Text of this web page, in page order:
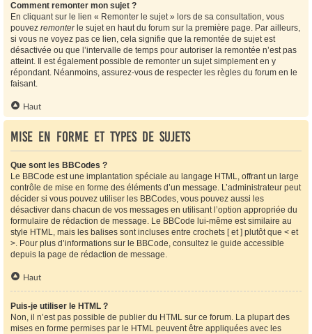
Comment remonter mon sujet ?
En cliquant sur le lien « Remonter le sujet » lors de sa consultation, vous
pouvez remonterle sujet en haut du forum sur la première page. Par ailleurs,
si vous ne voyez pas ce lien, cela signifie que la remontée de sujet est
désactivée ou que l’intervalle de temps pour autoriser la remontée n’est pas
atteint. Il est également possible de remonter un sujet simplement en y
répondant. Néanmoins, assurez-vous de respecter les règles du forum en le
faisant.
Haut
Mise en forme et types de sujets
Que sont les BBCodes ?
Le BBCode est une implantation spéciale au langage HTML, offrant un large
contrôle de mise en forme des éléments d’un message. L’administrateur peut
décider si vous pouvez utiliser les BBCodes, vous pouvez aussi les
désactiver dans chacun de vos messages en utilisant l’option appropriée du
formulaire de rédaction de message. Le BBCode lui-même est similaire au
style HTML, mais les balises sont incluses entre crochets [ et ] plutôt que < et
>. Pour plus d’informations sur le BBCode, consultez le guide accessible
depuis la page de rédaction de message.
Haut
Puis-je utiliser le HTML ?
Non, il n’est pas possible de publier du HTML sur ce forum. La plupart des
mises en forme permises par le HTML peuvent être appliquées avec les